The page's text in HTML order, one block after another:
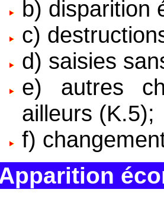
b) disparition
c)
d) saisies
e) autres
ailleurs (K.5);
f)